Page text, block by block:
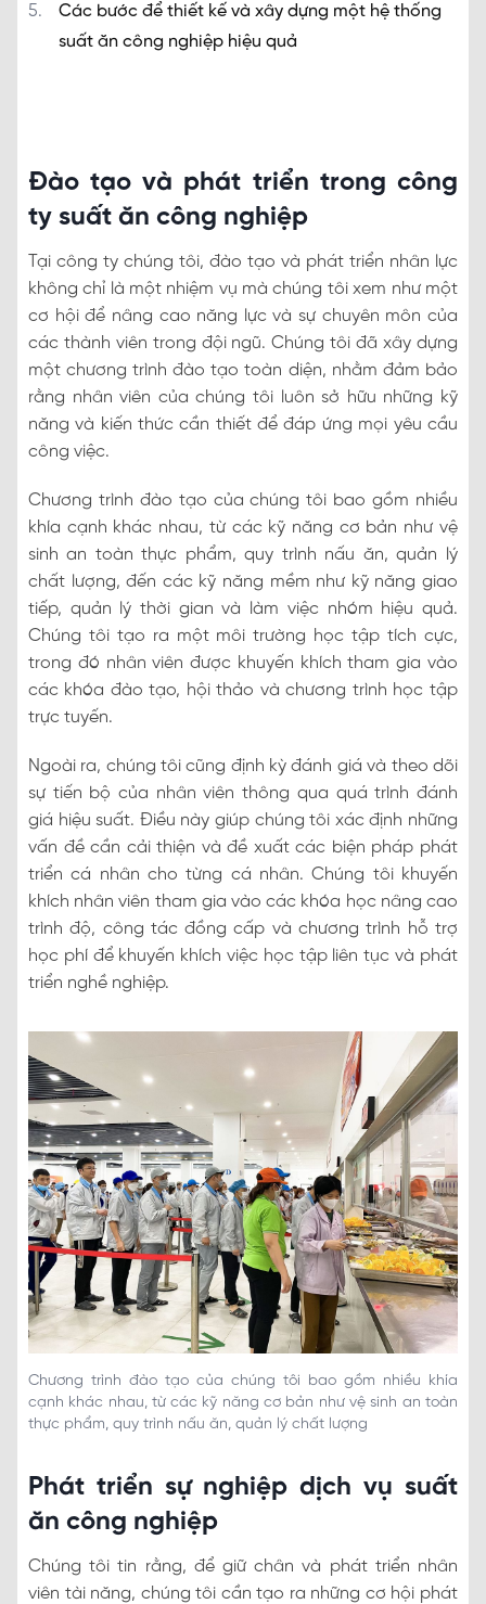
Các bước để thiết kế và xây dựng một hệ thống
suất ăn công nghiệp hiệu quả
Đào tạo và phát triển trong công
ty suất ăn công nghiệp
Tại công ty chúng tôi, đào tạo và phát triển nhân lực
không chỉ là một nhiệm vụ mà chúng tôi xem như một
cơ hội để nâng cao năng lực và sự chuyên môn của
các thành viên trong đội ngũ. Chúng tôi đã xây dựng
một chương trình đào tạo toàn diện, nhằm đảm bảo
rằng nhân viên của chúng tôi luôn sở hữu những kỹ
năng và kiến thức cần thiết để đáp ứng mọi yêu cầu
công việc.
Chương trình đào tạo của chúng tôi bao gồm nhiều
khía cạnh khác nhau, từ các kỹ năng cơ bản như vệ
sinh an toàn thực phẩm, quy trình nấu ăn, quản lý
chất lượng, đến các kỹ năng mềm như kỹ năng giao
tiếp, quản lý thời gian và làm việc nhóm hiệu quả.
Chúng tôi tạo ra một môi trường học tập tích cực,
trong đó nhân viên được khuyến khích tham gia vào
các khóa đào tạo, hội thảo và chương trình học tập
trực tuyến.
Ngoài ra, chúng tôi cũng định kỳ đánh giá và theo dõi
sự tiến bộ của nhân viên thông qua quá trình đánh
giá hiệu suất. Điều này giúp chúng tôi xác định những
vấn đề cần cải thiện và đề xuất các biện pháp phát
triển cá nhân cho từng cá nhân. Chúng tôi khuyến
khích nhân viên tham gia vào các khóa học nâng cao
trình độ, công tác đồng cấp và chương trình hỗ trợ
học phí để khuyến khích việc học tập liên tục và phát
triển nghề nghiệp.
Chương trình đào tạo của chúng tôi bao gồm nhiều khía
cạnh khác nhau, từ các kỹ năng cơ bản như vệ sinh an toàn
thực phẩm, quy trình nấu ăn, quản lý chất lượng
Phát triển sự nghiệp dịch vụ suất
ăn công nghiệp
Chúng tôi tin rằng, để giữ chân và phát triển nhân
viên tài năng, chúng tôi cần tạo ra những cơ hội phát